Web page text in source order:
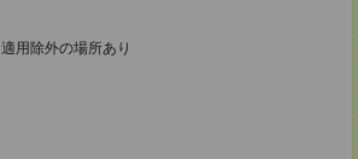
用除外の場所あり